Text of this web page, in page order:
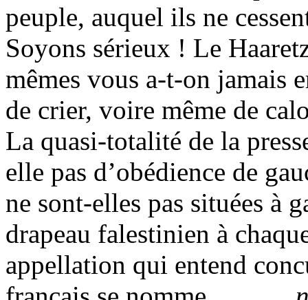
peuple, auquel ils ne
Soyons sérieux ! Le
mêmes vous a-t-on jamais
de crier, voire même de
La quasi-totalité de la
elle pas d’obédience de
ne sont-elles pas situées à
drapeau falestinien à
appellation qui entend